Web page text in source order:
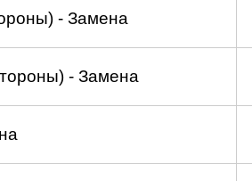
- Замена
- Замена